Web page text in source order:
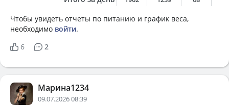
Чтобы увидеть отчеты по питанию и график веса,
необходимо войти.
6
2
Марина1234
09.07.2026 08:39